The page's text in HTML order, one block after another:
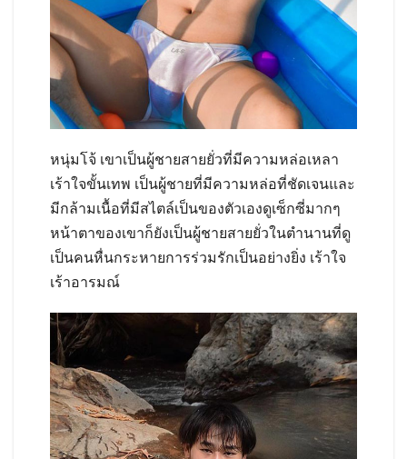
หนุ่มโจ้ เขาเป็นผู้ชายสายยั่วที่มีความหล่อเหลา
เร้าใจขั้นเทพ เป็นผู้ชายที่มีความหล่อที่ชัดเจนและ
มีกล้ามเนื้อที่มีสไตล์เป็นของตัวเองดูเซ็กซี่มากๆ
หน้าตาของเขาก็ยังเป็นผู้ชายสายยั่วในตำนานที่ดู
เป็นคนหื่นกระหายการร่วมรักเป็นอย่างยิ่ง เร้าใจ
เร้าอารมณ์